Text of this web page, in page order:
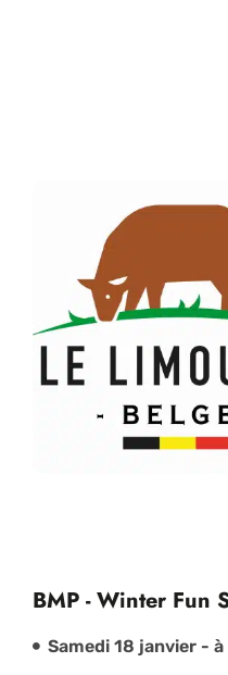
BMP - Winter Fun
Samedi 18 janvier - à